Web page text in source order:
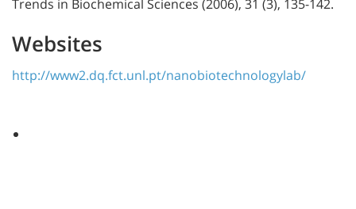
Trends in Biochemical Sciences (2006), 31 (3), 135-142.
Websites
http://www2.dq.fct.unl.pt/nanobiotechnologylab/